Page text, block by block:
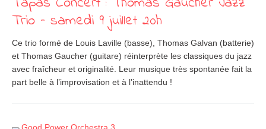
Trio – samedi 9 juillet 20h
Ce trio formé de Louis Laville (basse), Thomas Galvan (batterie)
et Thomas Gaucher (guitare) réinterprète les classiques du jazz
avec fraîcheur et originalité. Leur musique très spontanée fait la
part belle à l’improvisation et à l’inattendu !